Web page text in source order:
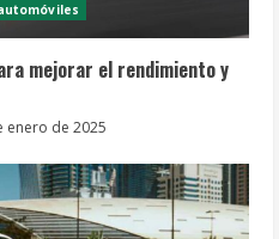
mejorar el rendimiento y
enero de 2025